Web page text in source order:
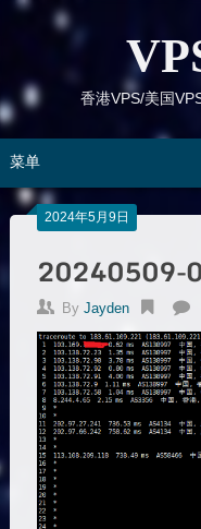
香港VPS/美国
菜单
2024年5月9日
20240509-
By Jayden